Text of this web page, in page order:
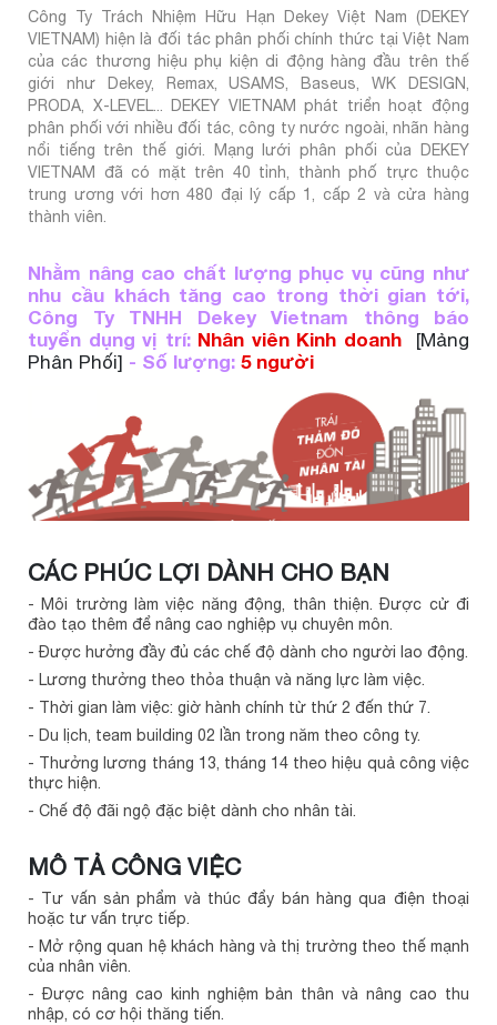
Công Ty Trách Nhiệm Hữu Hạn Dekey Việt Nam (DEKEY
VIETNAM) hiện là đối tác phân phối chính thức tại Việt Nam
của các thương hiệu phụ kiện di động hàng đầu trên thế
giới như Dekey, Remax, USAMS, Baseus, WK DESIGN,
PRODA, X-LEVEL... DEKEY VIETNAM phát triển hoạt động
phân phối với nhiều đối tác, công ty nước ngoài, nhãn hàng
nổi tiếng trên thế giới. Mạng lưới phân phối của DEKEY
VIETNAM đã có mặt trên 40 tỉnh, thành phố trực thuộc
trung ương với hơn 480 đại lý cấp 1, cấp 2 và cửa hàng
thành viên.
Nhằm nâng cao chất lượng phục vụ cũng như
nhu cầu khách tăng cao trong thời gian tới,
Công Ty TNHH Dekey Vietnam thông báo
tuyển dụng vị trí: Nhân viên Kinh doanh
[Mảng
Phân Phối] - Số lượng: 5 người
CÁC PHÚC LỢI DÀNH CHO BẠN
- Môi trường làm việc năng động, thân thiện. Được cử đi
đào tạo thêm để nâng cao nghiệp vụ chuyên môn.
- Được hưởng đầy đủ các chế độ dành cho người lao động.
- Lương thưởng theo thỏa thuận và năng lực làm việc.
- Thời gian làm việc: giờ hành chính từ thứ 2 đến thứ 7.
- Du lịch, team building 02 lần trong năm theo công ty.
- Thưởng lương tháng 13, tháng 14 theo hiệu quả công việc
thực hiện.
- Chế độ đãi ngộ đặc biệt dành cho nhân tài.
MÔ TẢ CÔNG VIỆC
- Tư vấn sản phẩm và thúc đẩy bán hàng qua điện thoại
hoặc tư vấn trực tiếp.
- Mở rộng quan hệ khách hàng và thị trường theo thế mạnh
của nhân viên.
- Được nâng cao kinh nghiệm bản thân và nâng cao thu
nhập, có cơ hội thăng tiến.